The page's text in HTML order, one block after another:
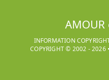
AMOUR
INFORMATION
COPYRIGHT © 2002 -2026•